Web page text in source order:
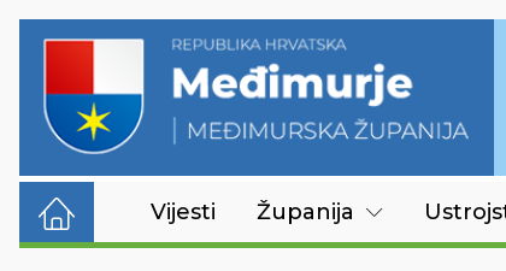
Vijesti Županija